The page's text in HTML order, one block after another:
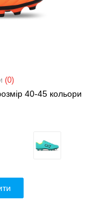
(0)
40-45 кольори